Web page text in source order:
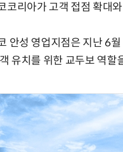
코리아가 고객 접점 확대
안성 영업지점은 지난 6
유치를 위한 교두보 역할